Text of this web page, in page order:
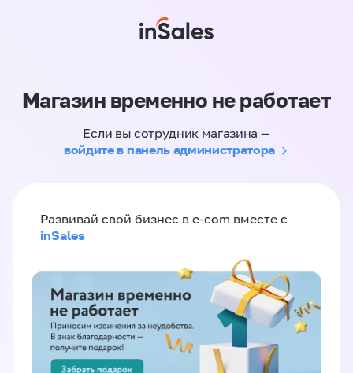
Магазин временно не работает
Если вы сотрудник магазина —
войдите в панель администратора
Развивай свой бизнес в e-com вместе с
inSales